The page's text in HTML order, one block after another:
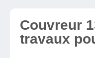
Couvreur
travaux